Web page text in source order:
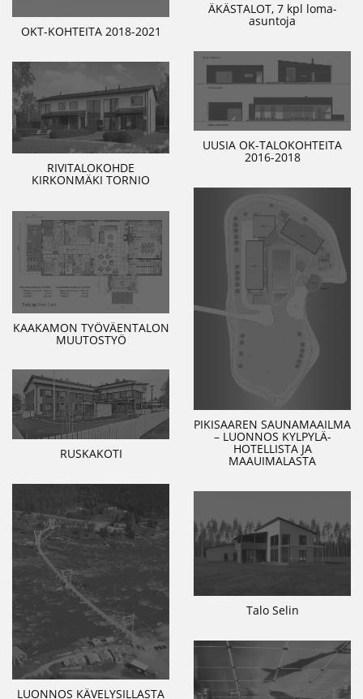
ÄKÄSTALOT, 7 kpl loma-
asuntoja
OKT-KOHTEITA 2018-2021
UUSIA OK-TALOKOHTEITA
2016-2018
RIVITALOKOHDE
KIRKONMÄKI TORNIO
PIKISAAREN SAUNAMAAILMA
– LUONNOS KYLPYLÄ-
HOTELLISTA JA
MAAUIMALASTA
KAAKAMON TYÖVÄENTALON
MUUTOSTYÖ
RUSKAKOTI
LUONNOS KÄVELYSILLASTA
Talo Selin